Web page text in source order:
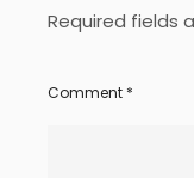
Required fields
Comment *